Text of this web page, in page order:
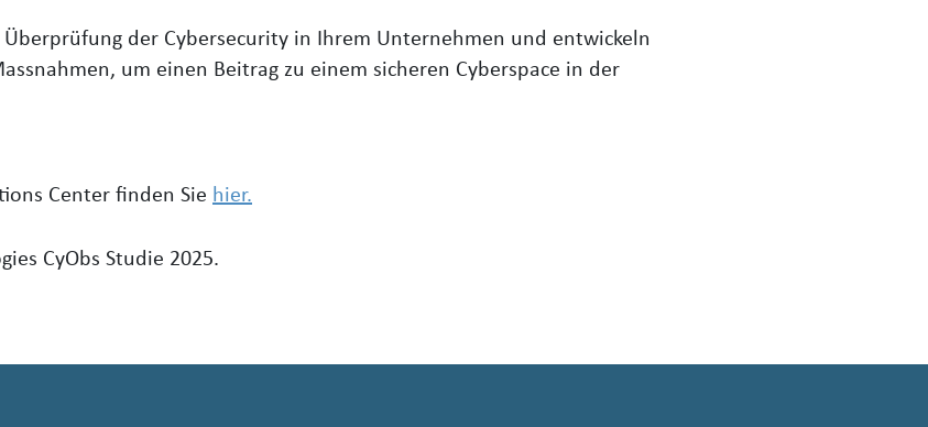
der Cybersecurity in Ihrem Unternehmen und entwickeln
um einen Beitrag zu einem sicheren Cyberspace in der
Center finden Sie hier.
CyObs Studie 2025.